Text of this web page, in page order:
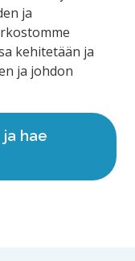
ja
kehitetään ja
ja johdon
ja hae